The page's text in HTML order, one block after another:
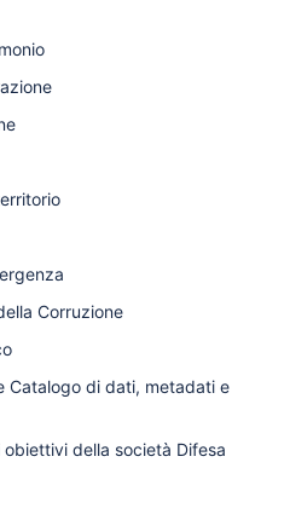
Corruzione
Catalogo di dati, metadati e
della società Difesa